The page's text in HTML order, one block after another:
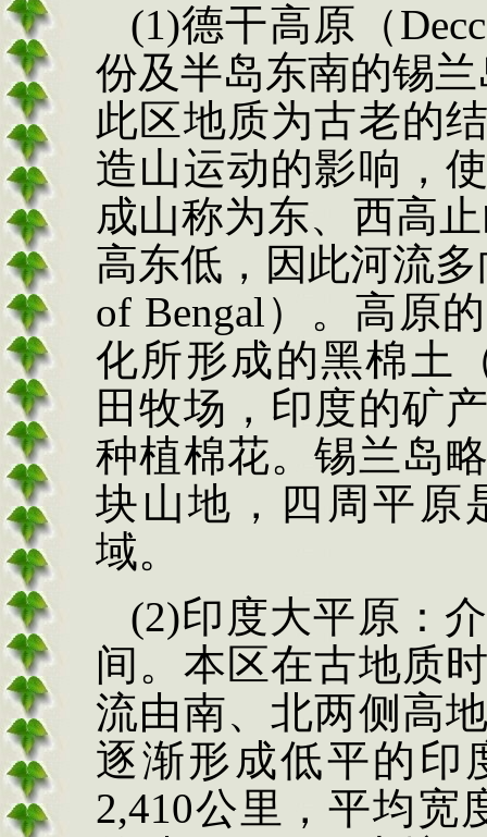
(1)德干高原（
份及半岛东南的锡
此区地质为古老的
造山运动的影响，
成山称为东、西高
高东低，因此河流
of Bengal ）。高原
化所形成的黑棉土
田牧场，印度的矿
种植棉花。锡兰岛
块山地，四周平原
域。
(2)印度大平原：
间。本区在古地质
流由南、北两侧高
逐渐形成低平的印
2,410公里，平均宽